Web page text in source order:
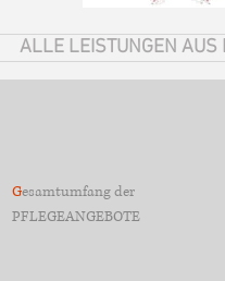
ALLE LEISTUNGEN AUS
Gesamtumfang der
PFLEGEANGEBOTE